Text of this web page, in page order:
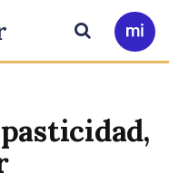
Ir
a
Buscar